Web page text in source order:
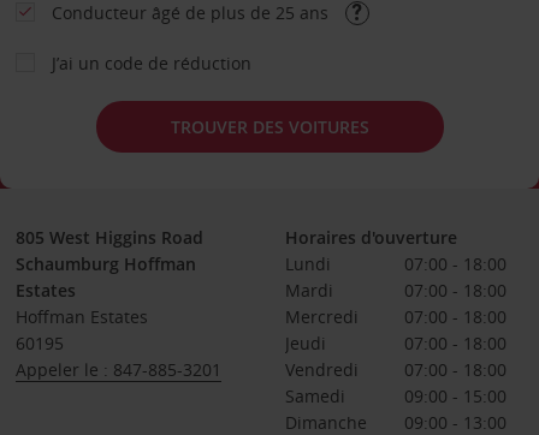
Conducteur âgé de plus de 25 ans
J’ai un code de réduction
TROUVER DES VOITURES
805 West Higgins Road
Schaumburg Hoffman
Estates
Hoffman Estates
60195
Appeler le : 847-885-3201
Horaires d'ouverture
Lundi
07:00 - 18:00
Mardi
07:00 - 18:00
Mercredi
07:00 - 18:00
Jeudi
07:00 - 18:00
Vendredi
07:00 - 18:00
Samedi
09:00 - 15:00
Dimanche
09:00 - 13:00